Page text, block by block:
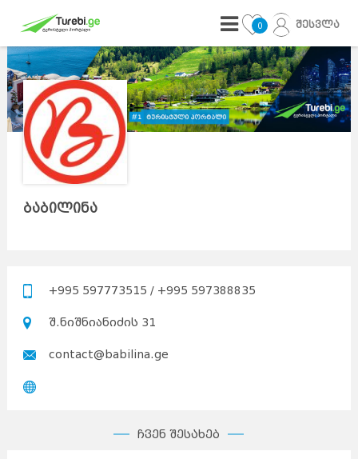
0 შესვლა
ბაბილინა
+995 597773515 / +995 597388835
შ.ნიშნიანიძის 31
contact@babilina.ge
ჩვენ შესახებ